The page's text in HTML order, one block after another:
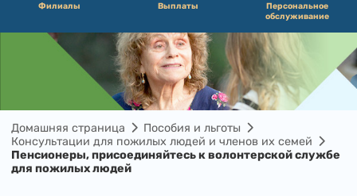
Филиалы Выплаты
Персональное
обслуживание
Домашняя страница
Пособия и льготы
Консультации для пожилых людей и членов их семей
Пенсионеры, присоединяйтесь к волонтерской службе
для пожилых людей